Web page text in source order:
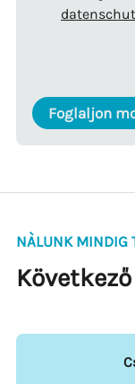
Foglaljon
NÀLUNK MINDIG